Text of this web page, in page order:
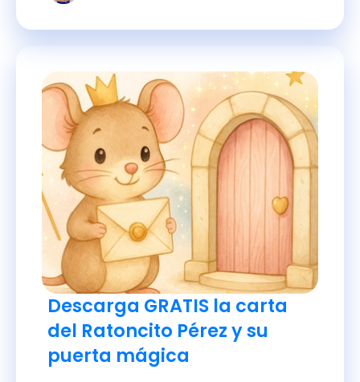
Descarga GRATIS la carta
del Ratoncito Pérez y su
puerta mágica